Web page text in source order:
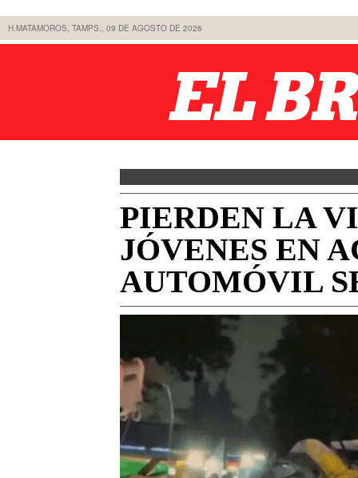
H.MATAMOROS, TAMPS., 09 DE AGOSTO DE 2026
PIERDEN LA
JÓVENES EN
AUTOMÓVIL